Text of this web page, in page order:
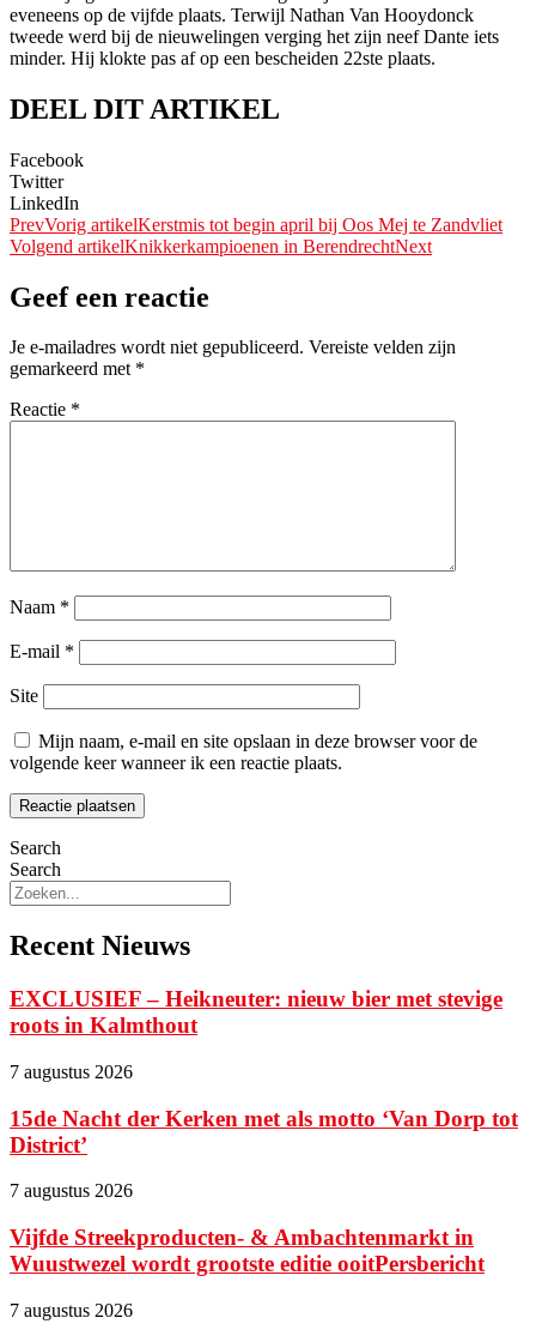
eveneens op de vijfde plaats. Terwijl Nathan Van Hooydonck
tweede werd bij de nieuwelingen verging het zijn neef Dante iets
minder. Hij klokte pas af op een bescheiden 22ste plaats.
DEEL DIT ARTIKEL
Facebook
Twitter
LinkedIn
PrevVorig artikelKerstmis tot begin april bij Oos Mej te Zandvliet
Volgend artikelKnikkerkampioenen in BerendrechtNext
Geef een reactie
Je e-mailadres wordt niet gepubliceerd. Vereiste velden zijn
gemarkeerd met *
Reactie *
Naam *
E-mail *
Site
Mijn naam, e-mail en site opslaan in deze browser voor de
volgende keer wanneer ik een reactie plaats.
Search
Search
Recent Nieuws
EXCLUSIEF – Heikneuter: nieuw bier met stevige
roots in Kalmthout
7 augustus 2026
15de Nacht der Kerken met als motto ‘Van Dorp tot
District’
7 augustus 2026
Vijfde Streekproducten- & Ambachtenmarkt in
Wuustwezel wordt grootste editie ooitPersbericht
7 augustus 2026